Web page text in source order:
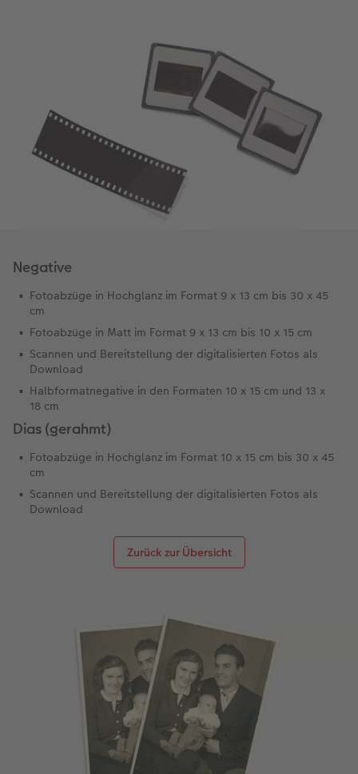
Negative
Fotoabzüge in Hochglanz im Format 9 x 13 cm bis 30 x 45
cm
Fotoabzüge in Matt im Format 9 x 13 cm bis 10 x 15 cm
Scannen und Bereitstellung der digitalisierten Fotos als
Download
Halbformatnegative in den Formaten 10 x 15 cm und 13 x
18 cm
Dias (gerahmt)
Fotoabzüge in Hochglanz im Format 10 x 15 cm bis 30 x 45
cm
Scannen und Bereitstellung der digitalisierten Fotos als
Download
Zurück zur Übersicht